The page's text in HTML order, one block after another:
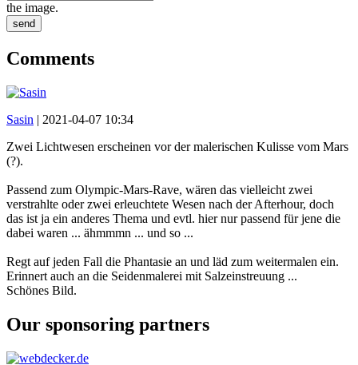
the image.
send
Comments
Sasin | 2021-04-07 10:34
Zwei Lichtwesen erscheinen vor der malerischen Kulisse vom Mars
(?).
Passend zum Olympic-Mars-Rave, wären das vielleicht zwei
verstrahlte oder zwei erleuchtete Wesen nach der Afterhour, doch
das ist ja ein anderes Thema und evtl. hier nur passend für jene die
dabei waren ... ähmmmn ... und so ...
Regt auf jeden Fall die Phantasie an und läd zum weitermalen ein.
Erinnert auch an die Seidenmalerei mit Salzeinstreuung ...
Schönes Bild.
Our sponsoring partners